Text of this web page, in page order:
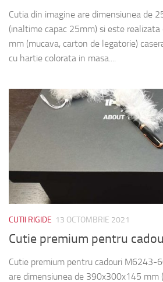
Cutia din imagine are dimensiunea de
(inaltime capac 25mm) si este
mm (mucava, carton de legatorie)
cu hartie colorata in masa....
CUTII RIGIDE 13 OCTOMBRIE 2021
Cutie premium pentru
Cutie premium pentru cadouri M6243-
are dimensiunea de 390x300x145 mm